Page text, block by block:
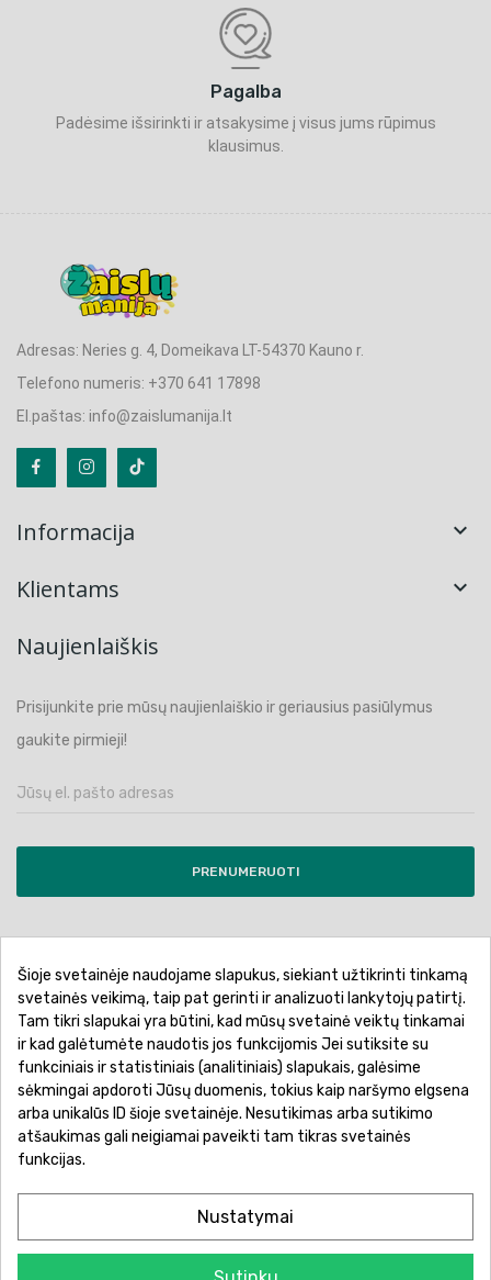
Pagalba
Padėsime išsirinkti ir atsakysime į visus jums rūpimus
klausimus.
Adresas: Neries g. 4, Domeikava LT-54370 Kauno r.
Telefono numeris: +370 641 17898
El.paštas: info@zaislumanija.lt
Informacija 
Klientams 
Naujienlaiškis
Prisijunkite prie mūsų naujienlaiškio ir geriausius pasiūlymus
gaukite pirmieji!
PRENUMERUOTI
Pirkimo sąlygos ir taisyklės
Privatumo politika
Garantinis aptarnavimas
Prekių pristatymas
Prekių grąžinimas
Atsiskaitymo būdai
Šioje svetainėje naudojame slapukus, siekiant užtikrinti tinkamą
svetainės veikimą, taip pat gerinti ir analizuoti lankytojų patirtį.
Tam tikri slapukai yra būtini, kad mūsų svetainė veiktų tinkamai
ir kad galėtumėte naudotis jos funkcijomis Jei sutiksite su
funkciniais ir statistiniais (analitiniais) slapukais, galėsime
sėkmingai apdoroti Jūsų duomenis, tokius kaip naršymo elgsena
arba unikalūs ID šioje svetainėje. Nesutikimas arba sutikimo
atšaukimas gali neigiamai paveikti tam tikras svetainės
funkcijas.
Nustatymai